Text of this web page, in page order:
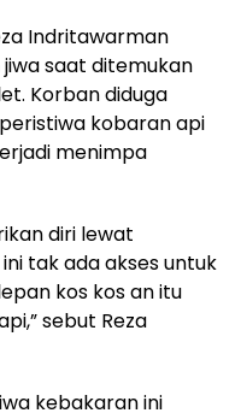
Indritawarman
saat ditemukan
Korban diduga
kobaran api
menimpa
diri lewat
tak ada akses untuk
kos kos an itu
sebut Reza
kebakaran ini